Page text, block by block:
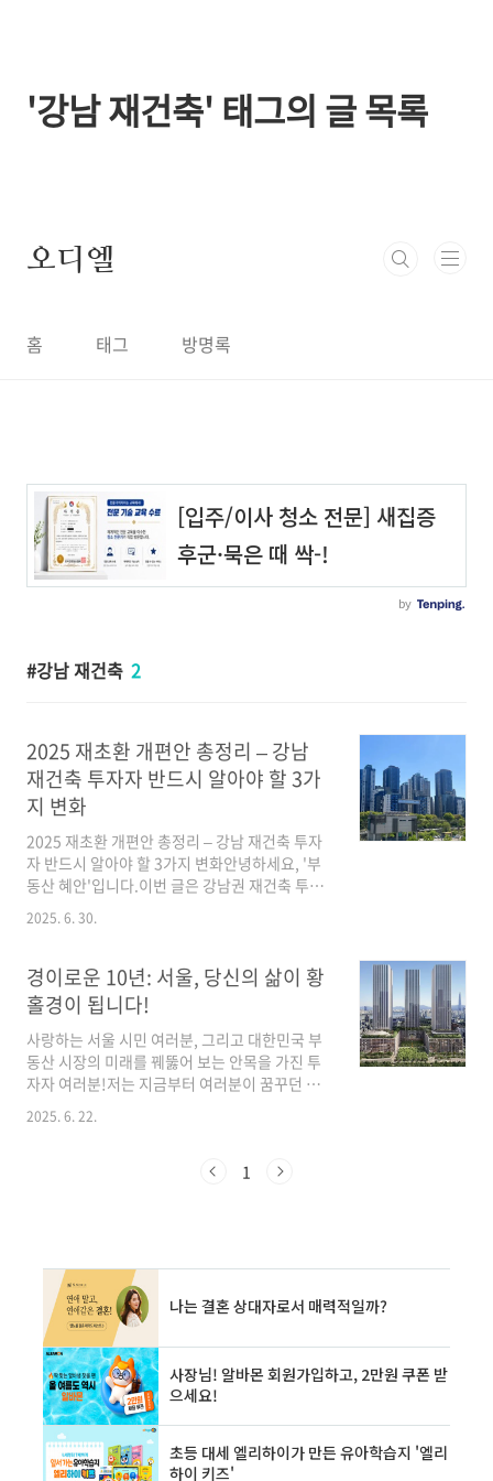
'강남 재건축' 태그의 글 목록
오디엘
홈 태그 방명록
강남 재건축 2
2025 재초환 개편안 총정리 – 강남
재건축 투자자 반드시 알아야 할 3가
지 변화
2025 재초환 개편안 총정리 – 강남 재건축 투자
자 반드시 알아야 할 3가지 변화안녕하세요, '부
동산 혜안'입니다.이번 글은 강남권 재건축 투자
자, 특히이미 수년간 단지 사업성과 정책을 체감
해온 조합원 및 실전 투자자분들을 위한 고급 정
본 맥락2006년 도입된 재건축 초과이익 환수제
는 시장 과열 억제를 명분으로 했지만, 강남권에
서는 오히려 공급 정체와 이익 불균형을 초래했
습니다.사업시행인가까지 가기도 어려운 구조 속
에서, 이익보다 부담금이 더 크다는 조합원 회의
감은 극에 달했죠.이에 정부는 2025년부터 제도
전면 손질을 단행합니다. 목적은 명확합니다 —
도심 공급 회복 + 실거주 보호 + 합리적 부담 재조
2025. 6. 30.
경이로운 10년: 서울, 당신의 삶이 황
홀경이 됩니다!
사랑하는 서울 시민 여러분, 그리고 대한민국 부
동산 시장의 미래를 꿰뚫어 보는 안목을 가진 투
자자 여러분!저는 지금부터 여러분이 꿈꾸던 상
상, 그 너머의 10년 후 서울 신세계를 생생하게
그려낼 겁니다. 단순히 '좋아질 것'이라는 막연한
에서, 여러분 한 분 한 분의 일상이 어떻게 황홀경
월한 명작의 탄생!여러분, 강남하면 '최고'라는
수식어가 늘 따라붙었죠? 10년 후 서울, 강남 3구
는 이 '최고'의 경지를 초월하여, 전 세계 도시계
획의 교과서가 될 겁니다. 단순한 ..
2025. 6. 22.
1